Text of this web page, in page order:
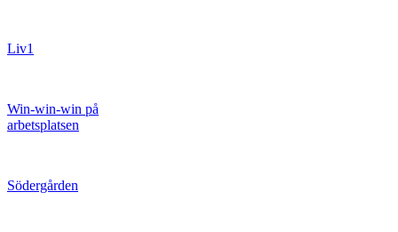
Liv1
Win-win-win på
arbetsplatsen
Södergården